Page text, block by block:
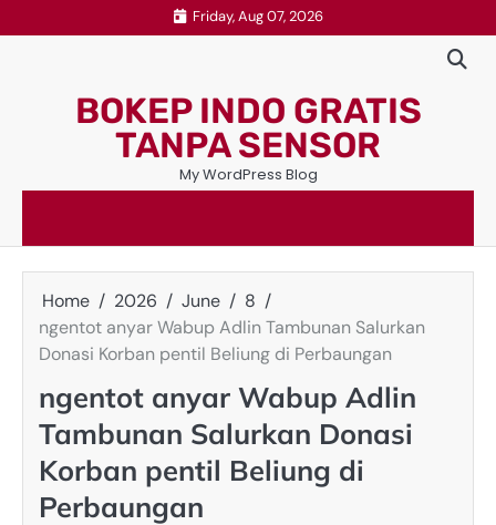
to
Friday, Aug 07, 2026
BOKEP INDO GRATIS
TANPA SENSOR
My WordPress Blog
Home 2026 June
8
ngentot anyar Wabup Adlin Tambunan Salurkan
Donasi Korban pentil Beliung di Perbaungan
ngentot anyar Wabup Adlin
Tambunan Salurkan Donasi
Korban pentil Beliung di
Perbaungan